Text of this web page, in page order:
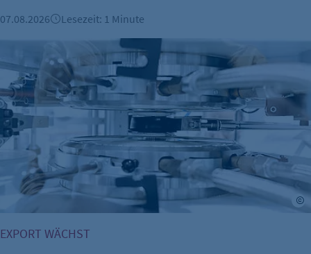
07.08.2026 Lesezeit: 1 Minute
Deutsche Elektro- und Digitalindustrie im Plus
EXPORT WÄCHST